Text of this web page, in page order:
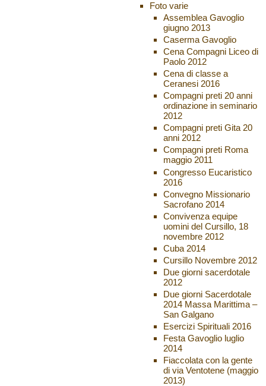
Foto varie
Assemblea Gavoglio
giugno 2013
Caserma Gavoglio
Cena Compagni Liceo di
Paolo 2012
Cena di classe a
Ceranesi 2016
Compagni preti 20 anni
ordinazione in seminario
2012
Compagni preti Gita 20
anni 2012
Compagni preti Roma
maggio 2011
Congresso Eucaristico
2016
Convegno Missionario
Sacrofano 2014
Convivenza equipe
uomini del Cursillo, 18
novembre 2012
Cuba 2014
Cursillo Novembre 2012
Due giorni sacerdotale
2012
Due giorni Sacerdotale
2014 Massa Marittima –
San Galgano
Esercizi Spirituali 2016
Festa Gavoglio luglio
2014
Fiaccolata con la gente
di via Ventotene (maggio
2013)